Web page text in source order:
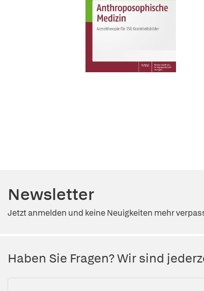
Newsletter
Jetzt anmelden und keine Neuigkeiten mehr
Haben Sie Fragen? Wir sind